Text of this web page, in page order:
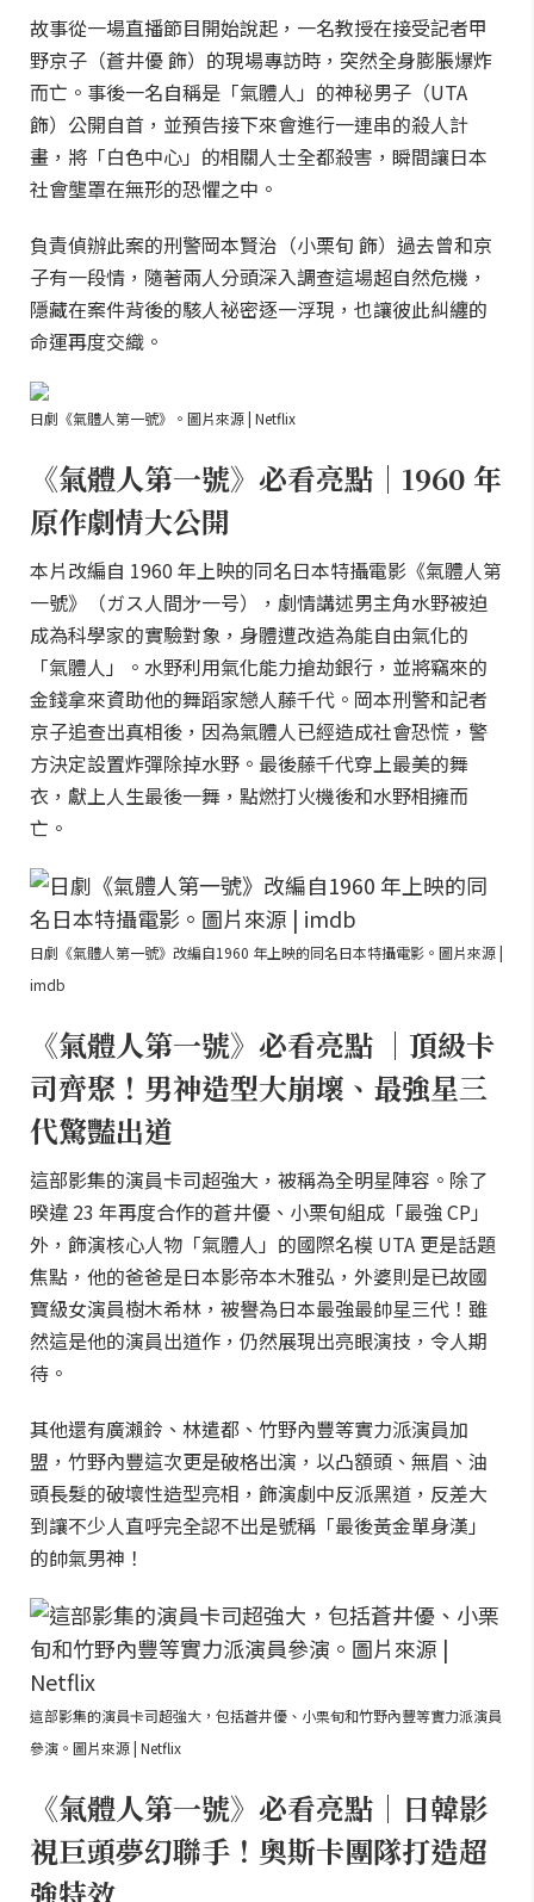
故事從一場直播節目開始說起，一名教授在接受記者甲
野京子（蒼井優 飾）的現場專訪時，突然全身膨脹爆炸
而亡。事後一名自稱是「氣體人」的神秘男子（UTA
飾）公開自首，並預告接下來會進行一連串的殺人計
畫，將「白色中心」的相關人士全都殺害，瞬間讓日本
社會壟罩在無形的恐懼之中。
負責偵辦此案的刑警岡本賢治（小栗旬 飾）過去曾和京
子有一段情，隨著兩人分頭深入調查這場超自然危機，
隱藏在案件背後的駭人祕密逐一浮現，也讓彼此糾纏的
命運再度交織。
日劇《氣體人第一號》。圖片來源 | Netflix
《氣體人第一號》必看亮點｜1960 年
原作劇情大公開
本片改編自 1960 年上映的同名日本特攝電影《氣體人第
一號》（ガス人間㐧一号），劇情講述男主角水野被迫
成為科學家的實驗對象，身體遭改造為能自由氣化的
「氣體人」。水野利用氣化能力搶劫銀行，並將竊來的
金錢拿來資助他的舞蹈家戀人藤千代。岡本刑警和記者
京子追查出真相後，因為氣體人已經造成社會恐慌，警
方決定設置炸彈除掉水野。最後藤千代穿上最美的舞
衣，獻上人生最後一舞，點燃打火機後和水野相擁而
亡。
日劇《氣體人第一號》改編自1960 年上映的同名日本特攝電影。圖片來源 |
imdb
《氣體人第一號》必看亮點 ｜頂級卡
司齊聚！男神造型大崩壞、最強星三
代驚豔出道
這部影集的演員卡司超強大，被稱為全明星陣容。除了
暌違 23 年再度合作的蒼井優、小栗旬組成「最強 CP」
外，飾演核心人物「氣體人」的國際名模 UTA 更是話題
焦點，他的爸爸是日本影帝本木雅弘，外婆則是已故國
寶級女演員樹木希林，被譽為日本最強最帥星三代！雖
然這是他的演員出道作，仍然展現出亮眼演技，令人期
待。
其他還有廣瀨鈴、林遣都、竹野內豐等實力派演員加
盟，竹野內豐這次更是破格出演，以凸額頭、無眉、油
頭長髮的破壞性造型亮相，飾演劇中反派黑道，反差大
到讓不少人直呼完全認不出是號稱「最後黃金單身漢」
的帥氣男神！
這部影集的演員卡司超強大，包括蒼井優、小栗旬和竹野內豐等實力派演員
參演。圖片來源 | Netflix
《氣體人第一號》必看亮點｜日韓影
視巨頭夢幻聯手！奧斯卡團隊打造超
強特效